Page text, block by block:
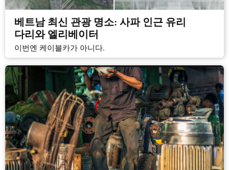
베트남 최신 관광 명소: 사파 인근 유리
다리와 엘리베이터
이번엔 케이블카가 아니다.